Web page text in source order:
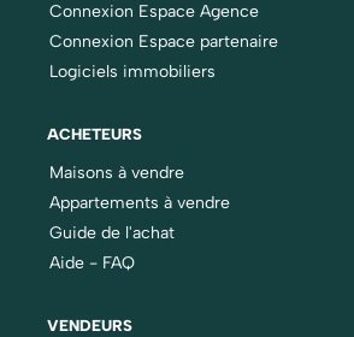
Connexion Espace Agence
Connexion Espace partenaire
Logiciels immobiliers
ACHETEURS
Maisons à vendre
Appartements à vendre
Guide de l'achat
Aide - FAQ
VENDEURS